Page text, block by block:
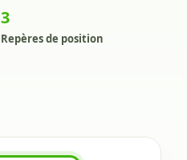
3
Repères de position